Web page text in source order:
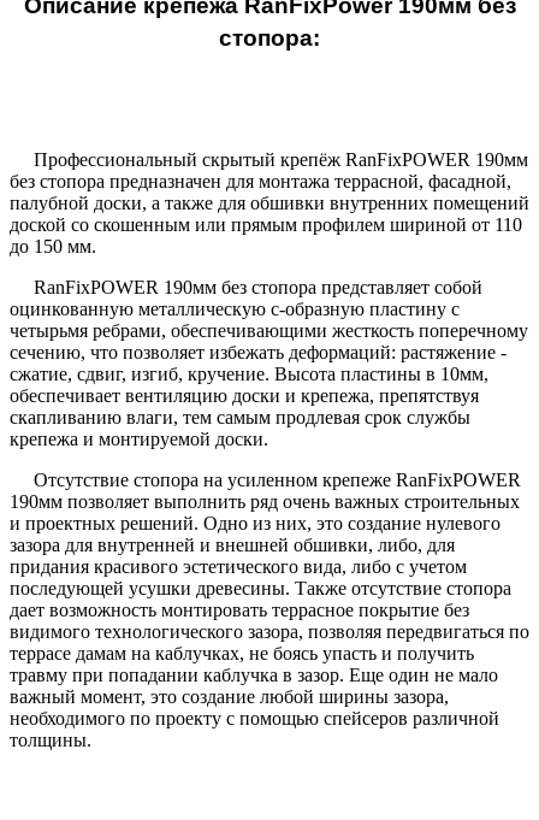
стопора:
Профессиональный скрытый крепёж RanFixPOWER 190мм
без стопора предназначен для монтажа террасной, фасадной,
палубной доски, а также для обшивки внутренних помещений
доской со скошенным или прямым профилем шириной от 110
до 150 мм.
RanFixPOWER 190мм без стопора представляет собой
оцинкованную металлическую с-образную пластину с
четырьмя ребрами, обеспечивающими жесткость поперечному
сечению, что позволяет избежать деформаций: растяжение -
сжатие, сдвиг, изгиб, кручение. Высота пластины в 10мм,
обеспечивает вентиляцию доски и крепежа, препятствуя
скапливанию влаги, тем самым продлевая срок службы
крепежа и монтируемой доски.
Отсутствие стопора на усиленном крепеже RanFixPOWER
190мм позволяет выполнить ряд очень важных строительных
и проектных решений. Одно из них, это создание нулевого
зазора для внутренней и внешней обшивки, либо, для
придания красивого эстетического вида, либо с учетом
последующей усушки древесины. Также отсутствие стопора
дает возможность монтировать террасное покрытие без
видимого технологического зазора, позволяя передвигаться по
террасе дамам на каблучках, не боясь упасть и получить
травму при попадании каблучка в зазор. Еще один не мало
важный момент, это создание любой ширины зазора,
необходимого по проекту с помощью спейсеров различной
толщины.